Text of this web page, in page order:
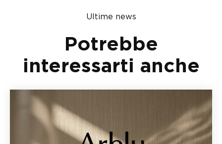
Ultime news
Potrebbe
interessarti anche